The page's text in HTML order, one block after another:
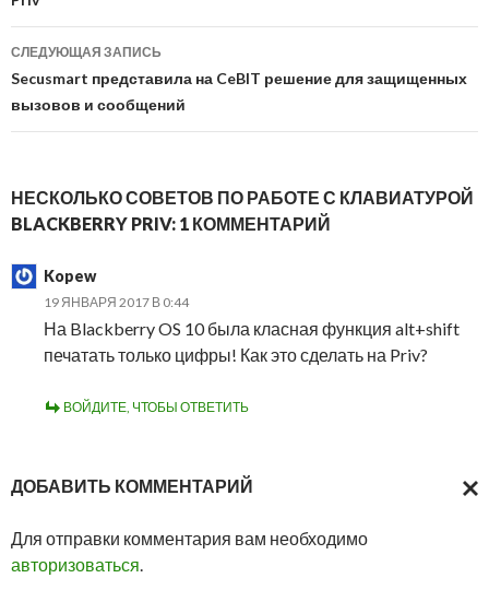
записям
СЛЕДУЮЩАЯ ЗАПИСЬ
Secusmart представила на CeBIT решение для защищенных
вызовов и сообщений
НЕСКОЛЬКО СОВЕТОВ ПО РАБОТЕ С КЛАВИАТУРОЙ
BLACKBERRY PRIV: 1 КОММЕНТАРИЙ
Kopew
19 ЯНВАРЯ 2017 В 0:44
На Blackberry OS 10 была класная функция alt+shift
печатать только цифры! Как это сделать на Priv?
ВОЙДИТЕ, ЧТОБЫ ОТВЕТИТЬ
ДОБАВИТЬ КОММЕНТАРИЙ
Для отправки комментария вам необходимо
авторизоваться.